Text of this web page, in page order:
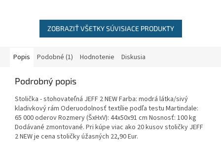
ZOBRAZIŤ VŠETKY SÚVISIACE PRODUKTY
Popis Podobné (1) Hodnotenie Diskusia
Podrobný popis
Stolička - stohovateľná JEFF 2 NEW Farba: modrá látka/sivý
kladivkový rám Oderuodolnosť textílie podľa testu Martindale:
65 000 oderov Rozmery (ŠxHxV): 44x50x91 cm Nosnosť: 100 kg
Dodávané zmontované. Pri kúpe viac ako 20 kusov stoličky JEFF
2 NEW je cena stoličky úžasných 22,90 Eur.